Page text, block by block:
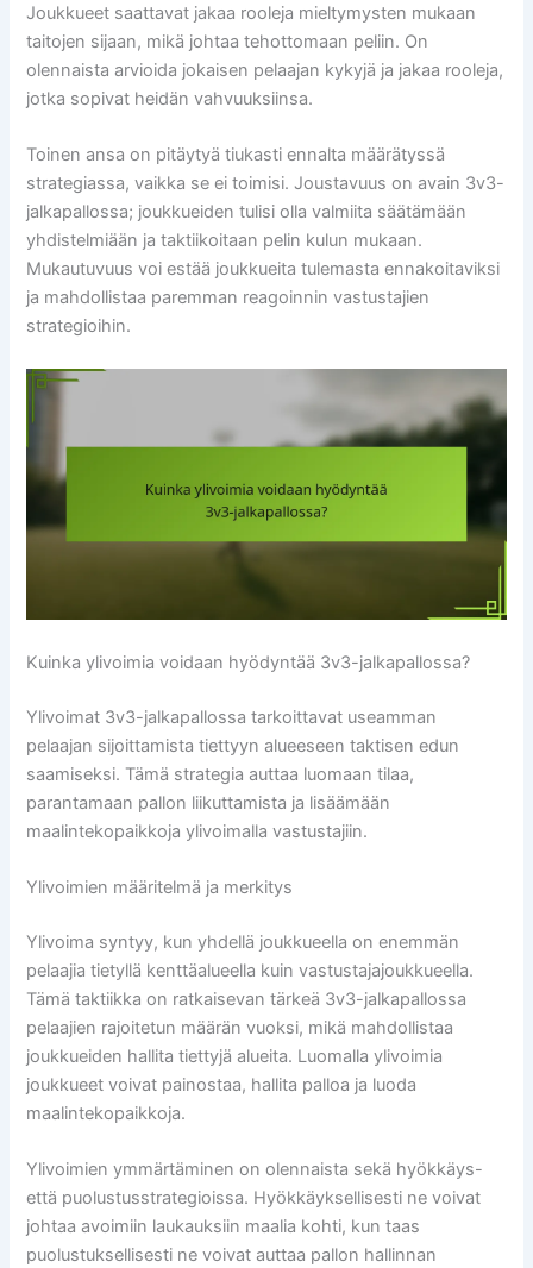
Joukkueet saattavat jakaa rooleja mieltymysten mukaan
taitojen sijaan, mikä johtaa tehottomaan peliin. On
olennaista arvioida jokaisen pelaajan kykyjä ja jakaa rooleja,
jotka sopivat heidän vahvuuksiinsa.
Toinen ansa on pitäytyä tiukasti ennalta määrätyssä
strategiassa, vaikka se ei toimisi. Joustavuus on avain 3v3-
jalkapallossa; joukkueiden tulisi olla valmiita säätämään
yhdistelmiään ja taktiikoitaan pelin kulun mukaan.
Mukautuvuus voi estää joukkueita tulemasta ennakoitaviksi
ja mahdollistaa paremman reagoinnin vastustajien
strategioihin.
Kuinka ylivoimia voidaan hyödyntää 3v3-jalkapallossa?
Ylivoimat 3v3-jalkapallossa tarkoittavat useamman
pelaajan sijoittamista tiettyyn alueeseen taktisen edun
saamiseksi. Tämä strategia auttaa luomaan tilaa,
parantamaan pallon liikuttamista ja lisäämään
maalintekopaikkoja ylivoimalla vastustajiin.
Ylivoimien määritelmä ja merkitys
Ylivoima syntyy, kun yhdellä joukkueella on enemmän
pelaajia tietyllä kenttäalueella kuin vastustajajoukkueella.
Tämä taktiikka on ratkaisevan tärkeä 3v3-jalkapallossa
pelaajien rajoitetun määrän vuoksi, mikä mahdollistaa
joukkueiden hallita tiettyjä alueita. Luomalla ylivoimia
joukkueet voivat painostaa, hallita palloa ja luoda
maalintekopaikkoja.
Ylivoimien ymmärtäminen on olennaista sekä hyökkäys-
että puolustusstrategioissa. Hyökkäyksellisesti ne voivat
johtaa avoimiin laukauksiin maalia kohti, kun taas
puolustuksellisesti ne voivat auttaa pallon hallinnan